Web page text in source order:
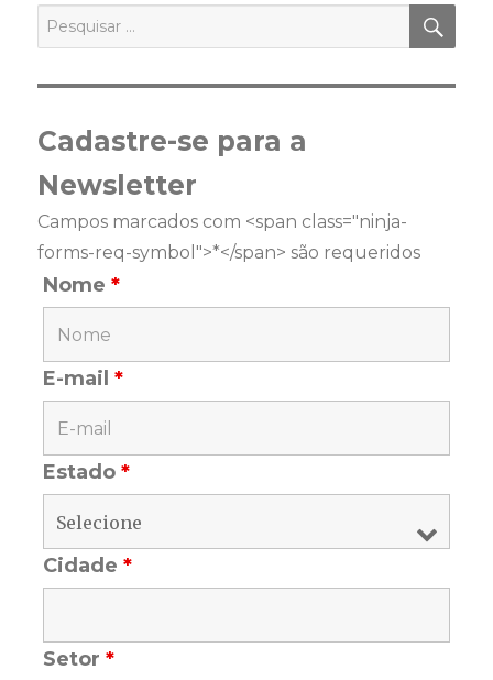
por:
Cadastre-se para a
Newsletter
Campos marcados com <span class="ninja-
forms-req-symbol">*</span> são requeridos
Nome*
E-mail*
Estado*
Cidade*
Setor*